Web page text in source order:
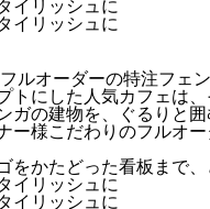
ルオーダーの特注フェ
トにした人気カフェは
ガの建物を、ぐるりと
様こだわりのフルオー
をかたどった看板まで